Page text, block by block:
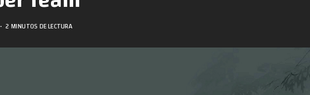
• 2 MINUTOS DE LECTURA